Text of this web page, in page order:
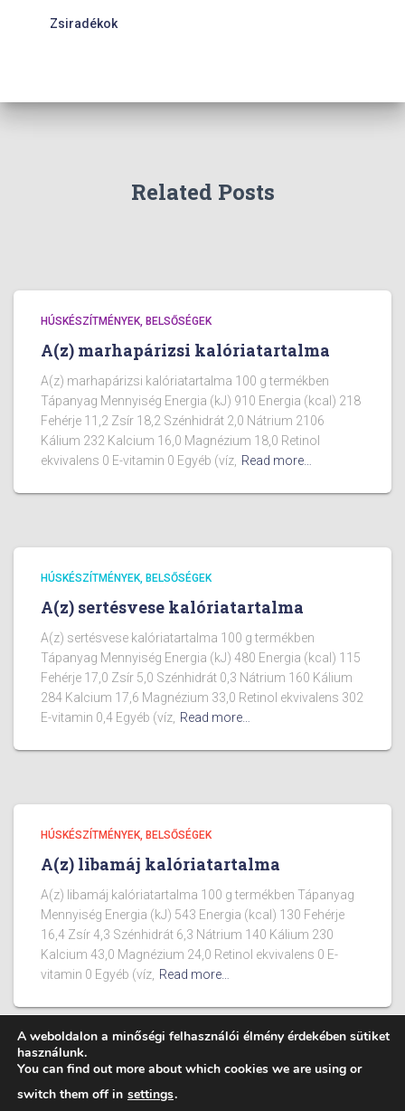
Zsiradékok
Related Posts
HÚSKÉSZÍTMÉNYEK, BELSŐSÉGEK
A(z) marhapárizsi kalóriatartalma
A(z) marhapárizsi kalóriatartalma 100 g termékben
Tápanyag Mennyiség Energia (kJ) 910 Energia (kcal) 218
Fehérje 11,2 Zsír 18,2 Szénhidrát 2,0 Nátrium 2106
Kálium 232 Kalcium 16,0 Magnézium 18,0 Retinol
ekvivalens 0 E-vitamin 0 Egyéb (víz, Read more…
HÚSKÉSZÍTMÉNYEK, BELSŐSÉGEK
A(z) sertésvese kalóriatartalma
A(z) sertésvese kalóriatartalma 100 g termékben
Tápanyag Mennyiség Energia (kJ) 480 Energia (kcal) 115
Fehérje 17,0 Zsír 5,0 Szénhidrát 0,3 Nátrium 160 Kálium
284 Kalcium 17,6 Magnézium 33,0 Retinol ekvivalens 302
E-vitamin 0,4 Egyéb (víz, Read more…
HÚSKÉSZÍTMÉNYEK, BELSŐSÉGEK
A(z) libamáj kalóriatartalma
A(z) libamáj kalóriatartalma 100 g termékben Tápanyag
Mennyiség Energia (kJ) 543 Energia (kcal) 130 Fehérje
16,4 Zsír 4,3 Szénhidrát 6,3 Nátrium 140 Kálium 230
Kalcium 43,0 Magnézium 24,0 Retinol ekvivalens 0 E-
vitamin 0 Egyéb (víz, Read more…
A weboldalon a minőségi felhasználói élmény érdekében sütiket
használunk.
You can find out more about which cookies we are using or
switch them off in settings.